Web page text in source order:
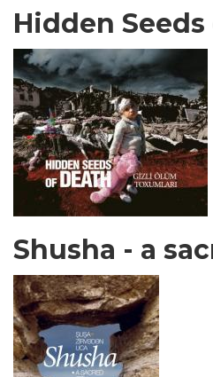
Hidden
Shusha - a